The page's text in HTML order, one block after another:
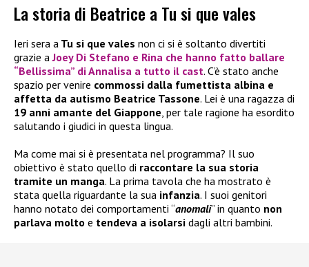
La storia di Beatrice a Tu si que vales
Ieri sera a Tu si que vales non ci si è soltanto divertiti
grazie aJoey Di Stefano e Rina che hanno fatto ballare
“Bellissima” di Annalisa a tutto il cast. C’è stato anche
spazio per venire commossi dalla fumettista albina e
affetta da autismo Beatrice Tassone. Lei è una ragazza di
19 anni amante del Giappone, per tale ragione ha esordito
salutando i giudici in questa lingua.
Ma come mai si è presentata nel programma? Il suo
obiettivo è stato quello di raccontare la sua storia
tramite un manga. La prima tavola che ha mostrato è
stata quella riguardante la sua infanzia. I suoi genitori
hanno notato dei comportamenti “anomali” in quanto non
parlava molto e tendeva a isolarsi dagli altri bambini.